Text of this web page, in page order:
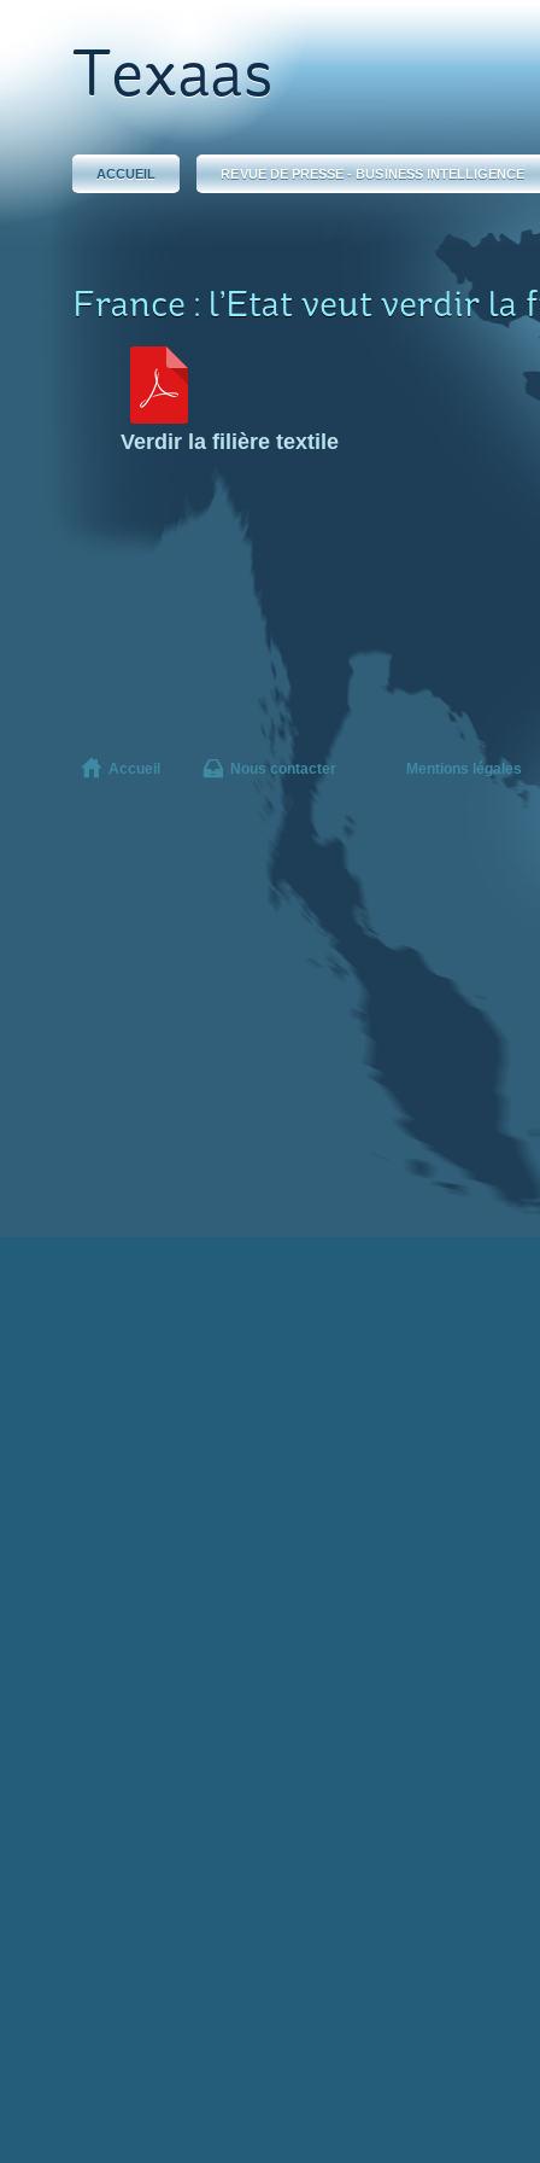
Texaas
ACCUEIL REVUE DE PRESSE - BUSINESS INTELLIGENCE
France : l’Etat veut verdir
Verdir la filière textile
Accueil Nous contacter Mentions légales